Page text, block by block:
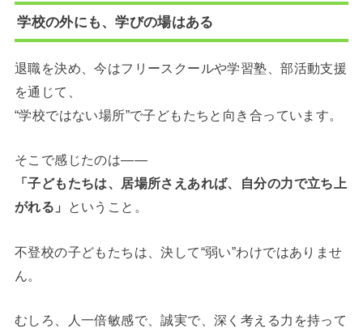
学校の外にも、学びの場はある
退職を決め、今はフリースクールや学習塾、部活動支援
を通じて、
“学校ではない場所”で子どもたちと向き合っています。
そこで感じたのは――
「子どもたちは、居場所さえあれば、自分の力で立ち上
がれる」
ということ。
不登校の子どもたちは、決して“弱い”わけではありませ
ん。
むしろ、人一倍敏感で、誠実で、深く考える力を持って